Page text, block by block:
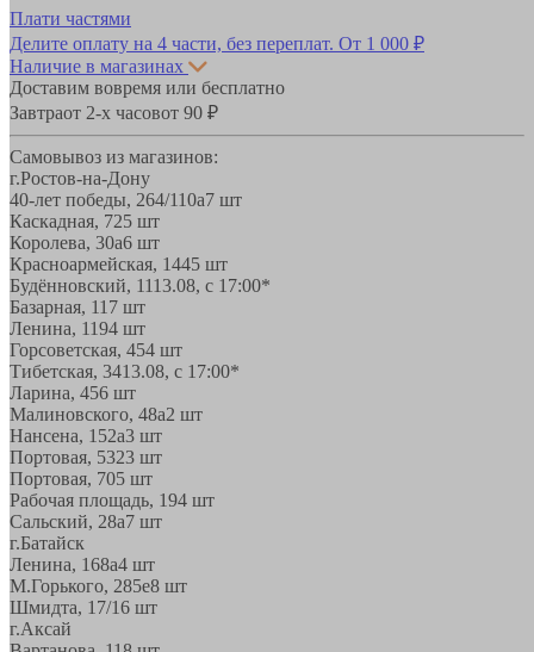
Плати частями
Делите оплату на 4 части, без переплат. От 1 000 ₽
Наличие в магазинах
Доставим вовремя или бесплатно
Завтраот 2-х часовот 90 ₽
Самовывоз из магазинов:
г.Ростов-на-Дону
40-лет победы, 264/110а7 шт
Каскадная, 725 шт
Королева, 30а6 шт
Красноармейская, 1445 шт
Будённовский, 1113.08, с 17:00*
Базарная, 11 7 шт
Ленина, 1194 шт
Горсоветская, 454 шт
Тибетская, 3413.08, с 17:00*
Ларина, 456 шт
Малиновского, 48а2 шт
Нансена, 152а3 шт
Портовая, 5323 шт
Портовая, 705 шт
Рабочая площадь, 194 шт
Сальский, 28a7 шт
г.Батайск
Ленина, 168а4 шт
М.Горького, 285е8 шт
Шмидта, 17/16 шт
г.Аксай